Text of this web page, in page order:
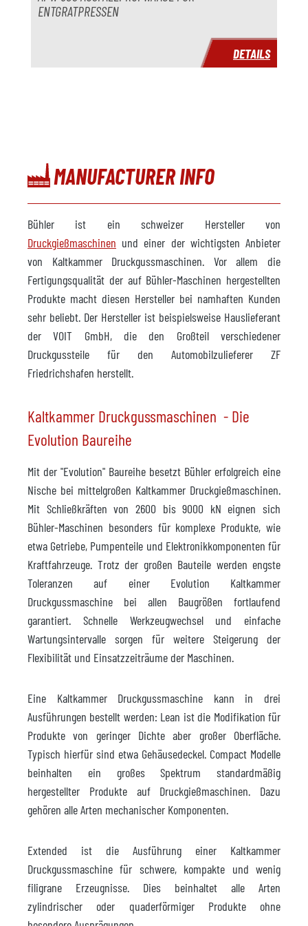
ENTGRATPRESSEN
DETAILS
MANUFACTURER INFO
Bühler ist ein schweizer Hersteller von
Druckgießmaschinen und einer der wichtigsten Anbieter
von Kaltkammer Druckgussmaschinen. Vor allem die
Fertigungsqualität der auf Bühler-Maschinen hergestellten
Produkte macht diesen Hersteller bei namhaften Kunden
sehr beliebt. Der Hersteller ist beispielsweise Hauslieferant
der VOIT GmbH, die den Großteil verschiedener
Druckgussteile für den Automobilzulieferer ZF
Friedrichshafen herstellt.
Kaltkammer Druckgussmaschinen - Die
Evolution Baureihe
Mit der "Evolution" Baureihe besetzt Bühler erfolgreich eine
Nische bei mittelgroßen Kaltkammer Druckgießmaschinen.
Mit Schließkräften von 2600 bis 9000 kN eignen sich
Bühler-Maschinen besonders für komplexe Produkte, wie
etwa Getriebe, Pumpenteile und Elektronikkomponenten für
Kraftfahrzeuge. Trotz der großen Bauteile werden engste
Toleranzen auf einer Evolution Kaltkammer
Druckgussmaschine bei allen Baugrößen fortlaufend
garantiert. Schnelle Werkzeugwechsel und einfache
Wartungsintervalle sorgen für weitere Steigerung der
Flexibilität und Einsatzzeiträume der Maschinen.
Eine Kaltkammer Druckgussmaschine kann in drei
Ausführungen bestellt werden: Lean ist die Modifikation für
Produkte von geringer Dichte aber großer Oberfläche.
Typisch hierfür sind etwa Gehäusedeckel. Compact Modelle
beinhalten ein großes Spektrum standardmäßig
hergestellter Produkte auf Druckgießmaschinen. Dazu
gehören alle Arten mechanischer Komponenten.
Extended ist die Ausführung einer Kaltkammer
Druckgussmaschine für schwere, kompakte und wenig
filigrane Erzeugnisse. Dies beinhaltet alle Arten
zylindrischer oder quaderförmiger Produkte ohne